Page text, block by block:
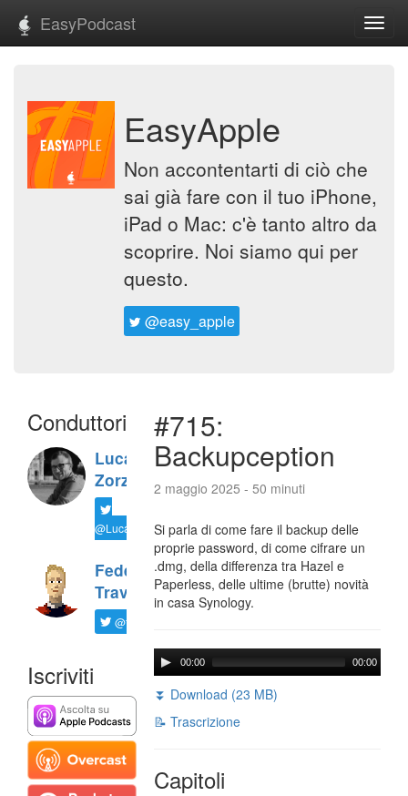
EasyPodcast
EasyApple
Non accontentarti di ciò che
sai già fare con il tuo iPhone,
iPad o Mac: c'è tanto altro da
scoprire. Noi siamo qui per
questo.
@easy_apple
Conduttori
Luca
Zorzi
@LucaTNT
Federico
Travaini
@ftrava
Iscriviti
#715:
Backupception
2 maggio 2025 - 50 minuti
Si parla di come fare il backup delle
proprie password, di come cifrare un
.dmg, della differenza tra Hazel e
Paperless, delle ultime (brutte) novità
in casa Synology.
00:00 00:00
⏬ Download (23 MB)
📝 Trascrizione
Capitoli